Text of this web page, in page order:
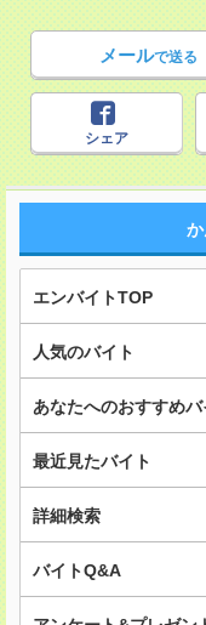
メールで送る
シェア
エンバイトTOP
人気のバイト
あなたへのおすすめバ
最近見たバイト
詳細検索
バイトQ&A